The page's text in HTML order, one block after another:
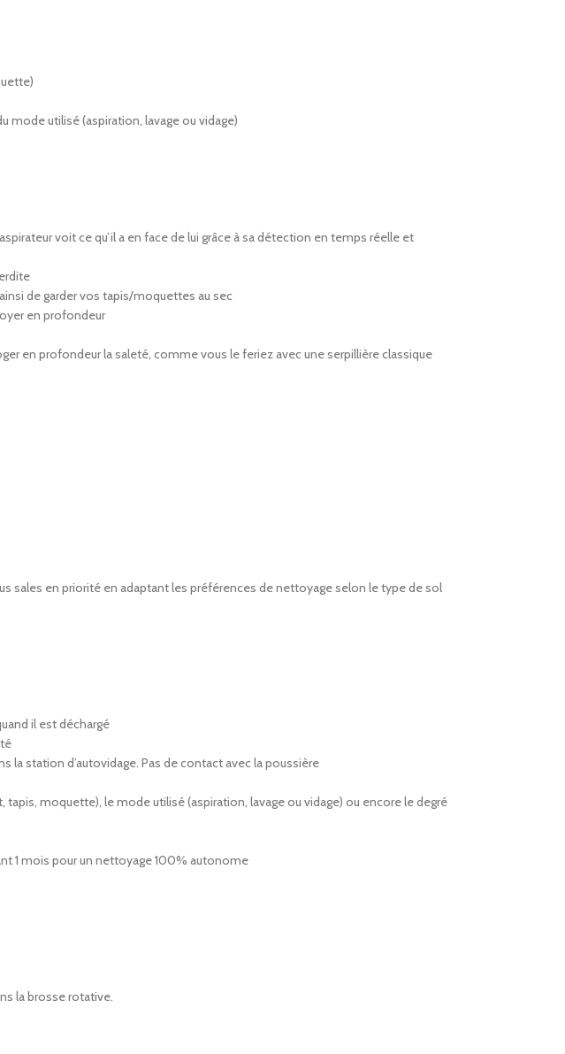
mode utilisé (aspiration, lavage ou vidage)
voit ce qu’il a en face de lui grâce à sa détection en temps réelle et
de garder vos tapis/moquettes au sec
en profondeur
en profondeur la saleté, comme vous le feriez avec une serpillière classique
sales en priorité en adaptant les préférences de nettoyage selon le type de sol
il est déchargé
la station d’autovidage. Pas de contact avec la poussière
moquette), le mode utilisé (aspiration, lavage ou vidage) ou encore le degré
1 mois pour un nettoyage 100% autonome
la brosse rotative.